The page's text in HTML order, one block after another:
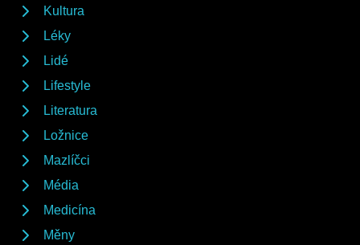
Kultura
Léky
Lidé
Lifestyle
Literatura
Ložnice
Mazlíčci
Média
Medicína
Měny